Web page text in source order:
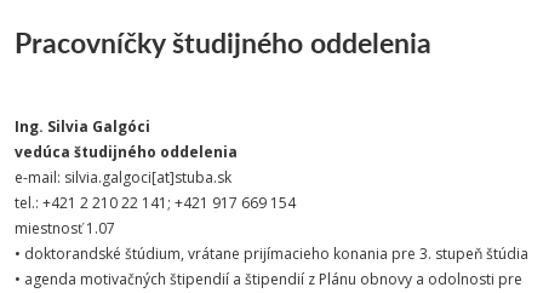
Pracovníčky študijného oddelenia
Ing. Silvia Galgóci
vedúca študijného oddelenia
e-mail: silvia.galgoci[at]stuba.sk
tel.: +421 2 210 22 141; +421 917 669 154
miestnosť 1.07
• doktorandské štúdium, vrátane prijímacieho konania pre 3. stupeň štúdia
• agenda motivačných štipendií a štipendií z Plánu obnovy a odolnosti pre